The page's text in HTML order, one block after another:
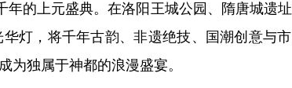
的上元盛典。在洛阳王城公园、隋唐城遗
灯，将千年古韵、非遗绝技、国潮创意与
为独属于神都的浪漫盛宴。